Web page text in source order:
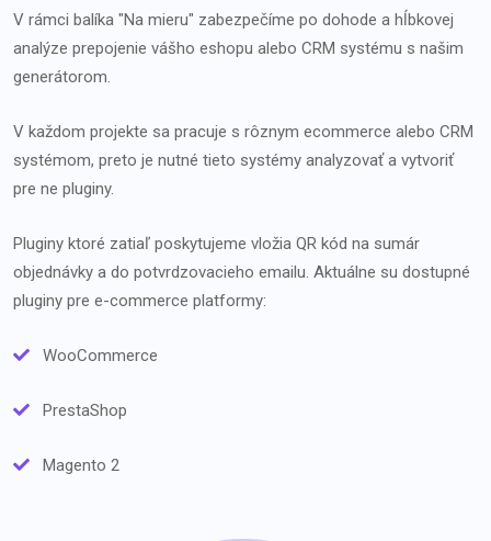
V rámci balíka "Na mieru" zabezpečíme po dohode a hĺbkovej
analýze prepojenie vášho eshopu alebo CRM systému s našim
generátorom.
V každom projekte sa pracuje s rôznym ecommerce alebo CRM
systémom, preto je nutné tieto systémy analyzovať a vytvoriť
pre ne pluginy.
Pluginy ktoré zatiaľ poskytujeme vložia QR kód na sumár
objednávky a do potvrdzovacieho emailu. Aktuálne su dostupné
pluginy pre e-commerce platformy:
WooCommerce
PrestaShop
Magento 2